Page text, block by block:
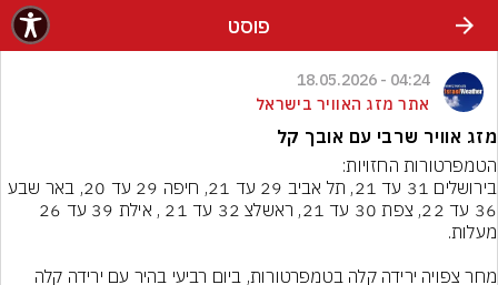
פוסט
04:24 - 18.05.2026
אתר מזג האוויר בישראל
מזג אוויר שרבי עם אובך קל
בירושלים 31 עד 21, תל אביב 29 עד 21, חיפה 29 עד 20, באר שבע